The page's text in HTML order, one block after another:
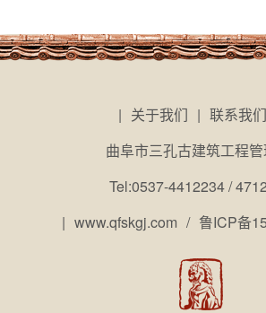
| 关于我们 | 联系我们
曲阜市三孔古建筑工程
Tel:0537-4412234 /
| www.qfskgj.com / 鲁ICP备